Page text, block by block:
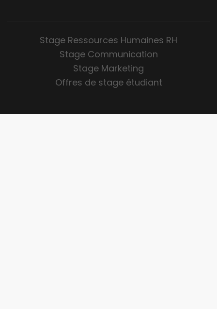
Stage Ressources Humaines RH
Stage Communication
Stage Marketing
Offres de stage étudiant